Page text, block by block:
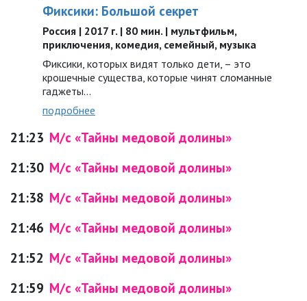
Фиксики: Большой секрет
Россия | 2017 г. | 80 мин. | мультфильм,
приключения, комедия, семейный, музыка
Фиксики, которых видят только дети, – это
крошечные существа, которые чинят сломанные
гаджеты...
подробнее
21:23 М/с «Тайны медовой долины»
21:30 М/с «Тайны медовой долины»
21:38 М/с «Тайны медовой долины»
21:46 М/с «Тайны медовой долины»
21:52 М/с «Тайны медовой долины»
21:59 М/с «Тайны медовой долины»